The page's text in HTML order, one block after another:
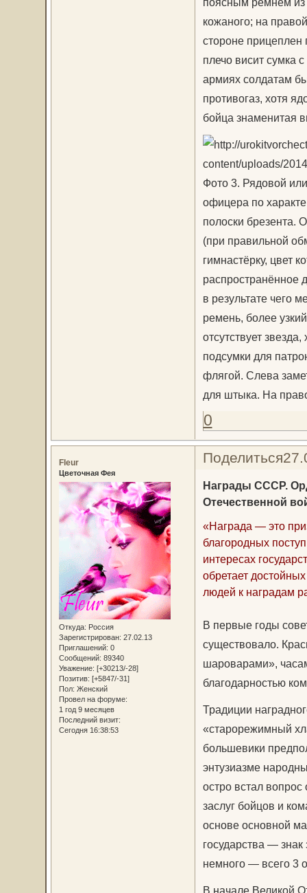
кожаного; на
стороне прицеплен
плечо висит сумка
армиях солдатам
противогаз, хотя
бойца знаменитая
Фото 3. Рядовой
офицера по
полоски брезента.
(при правильной
гимнастёрку, цвет
распространённое
в результате чего
ремень, более
отсутствует
подсумки для
флягой. Слева
для штыка. На
0
Поделиться
Fleur
Цветочная Фея
Откуда: Россия
Зарегистрирован: 27.02.13
Приглашений: 0
Сообщений: 89340
Уважение: [+30213/-28]
Позитив: [+5847/-31]
Пол: Женский
Провел на форуме:
1 год 9 месяцев
Последний визит:
Сегодня 16:38:53
Награды СССР.
Отечественной
«Награда — это
благородных
интересах
обретает
людей к наградам
В первые годы
существовало.
шароварами»,
благодарностью
Традиции
«старорежимный
большевики
энтузиазме
остро встал
заслуг бойцов и
основе основной
государства —
немного — всего 3
В начале Великой